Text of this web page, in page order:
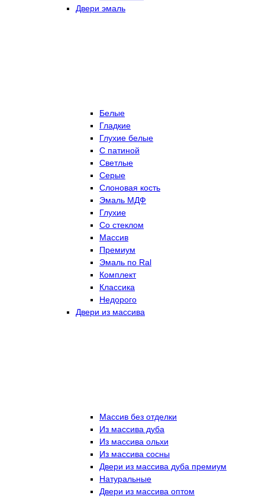
Двери эмаль
Белые
Гладкие
Глухие белые
С патиной
Светлые
Серые
Слоновая кость
Эмаль МДФ
Глухие
Со стеклом
Массив
Премиум
Эмаль по Ral
Комплект
Классика
Недорого
Двери из массива
Массив без отделки
Из массива дуба
Из массива ольхи
Из массива сосны
Двери из массива дуба премиум
Натуральные
Двери из массива оптом